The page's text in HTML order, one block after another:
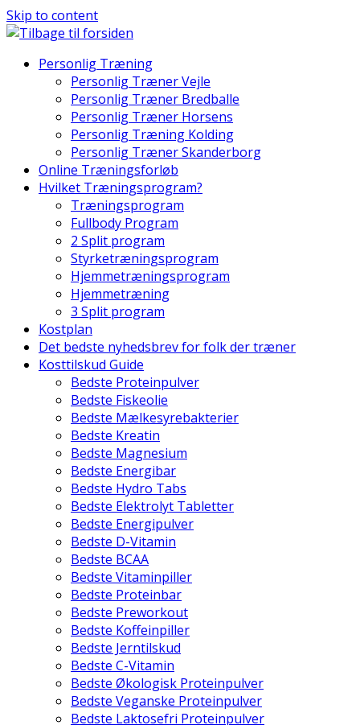
Skip to content
Personlig Træning
Personlig Træner Vejle
Personlig Træner Bredballe
Personlig Træner Horsens
Personlig Træning Kolding
Personlig Træner Skanderborg
Online Træningsforløb
Hvilket Træningsprogram?
Træningsprogram
Fullbody Program
2 Split program
Styrketræningsprogram
Hjemmetræningsprogram
Hjemmetræning
3 Split program
Kostplan
Det bedste nyhedsbrev for folk der træner
Kosttilskud Guide
Bedste Proteinpulver
Bedste Fiskeolie
Bedste Mælkesyrebakterier
Bedste Kreatin
Bedste Magnesium
Bedste Energibar
Bedste Hydro Tabs
Bedste Elektrolyt Tabletter
Bedste Energipulver
Bedste D-Vitamin
Bedste BCAA
Bedste Vitaminpiller
Bedste Proteinbar
Bedste Preworkout
Bedste Koffeinpiller
Bedste Jerntilskud
Bedste C-Vitamin
Bedste Økologisk Proteinpulver
Bedste Veganske Proteinpulver
Bedste Laktosefri Proteinpulver